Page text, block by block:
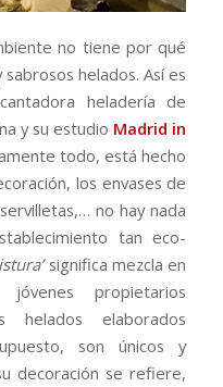
no tiene por qué
helados. Así es
heladería de
y su estudio Madrid in
todo, está hecho
los envases de
no hay nada
tan eco-
significa mezcla en
propietarios
elaborados
son únicos y
decoración se refiere,